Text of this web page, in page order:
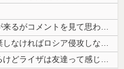
【ウマ娘】スレ民、サークル申請が来るがコメントを見て思わず拒否してしま...
石破茂前総理「ウクライナが核放棄しなければロシア侵攻しなかった」！
オタク「実際にプレイしたらわかるけどライザは友達って感じで性的な目では...